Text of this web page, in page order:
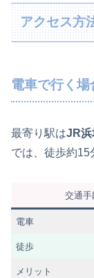
アクセス方
電車で行く場
最寄り駅はJR浜
では、徒歩約15
交通手
電車
徒歩
メリット